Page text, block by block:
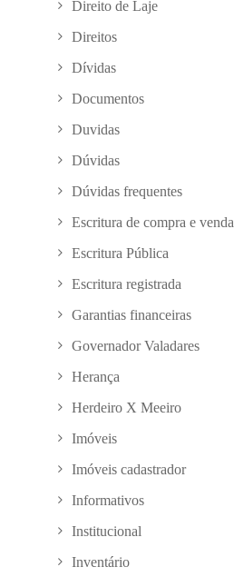
Direito de Laje
Direitos
Dívidas
Documentos
Duvidas
Dúvidas
Dúvidas frequentes
Escritura de compra e venda
Escritura Pública
Escritura registrada
Garantias financeiras
Governador Valadares
Herança
Herdeiro X Meeiro
Imóveis
Imóveis cadastrador
Informativos
Institucional
Inventário